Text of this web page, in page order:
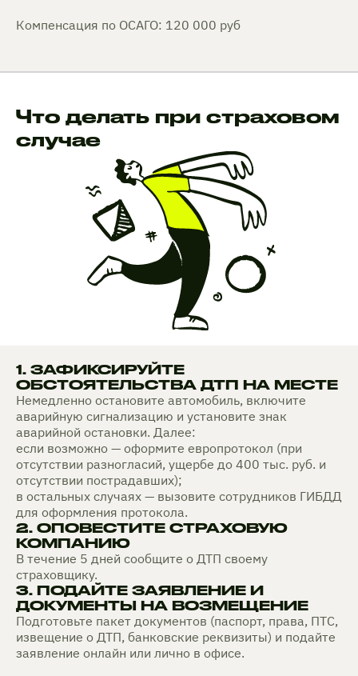
Компенсация по ОСАГО: 120 000 руб
Что делать при страховом
случае
1. ЗАФИКСИРУЙТЕ
ОБСТОЯТЕЛЬСТВА ДТП НА МЕСТЕ
Немедленно остановите автомобиль, включите
аварийную сигнализацию и установите знак
аварийной остановки. Далее:
если возможно — оформите европротокол (при
отсутствии разногласий, ущербе до 400 тыс. руб. и
отсутствии пострадавших);
в остальных случаях — вызовите сотрудников ГИБДД
для оформления протокола.
2. ОПОВЕСТИТЕ СТРАХОВУЮ
КОМПАНИЮ
В течение 5 дней сообщите о ДТП своему
страховщику.
3. ПОДАЙТЕ ЗАЯВЛЕНИЕ И
ДОКУМЕНТЫ НА ВОЗМЕЩЕНИЕ
Подготовьте пакет документов (паспорт, права, ПТС,
извещение о ДТП, банковские реквизиты) и подайте
заявление онлайн или лично в офисе.